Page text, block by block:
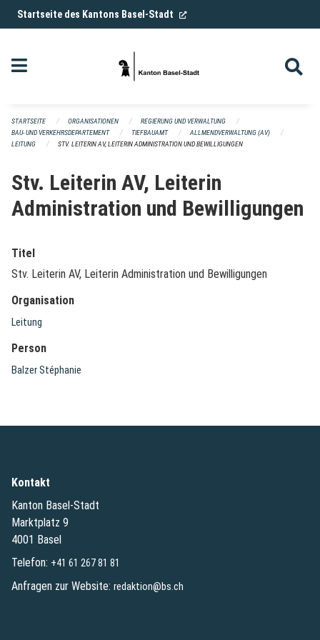
Navigation überspringen
Startseite des Kantons Basel-Stadt (External Link)
STARTSEITE ORGANISATIONEN
REGIERUNG UND VERWALTUNG
BAU- UND VERKEHRSDEPARTEMENT
TIEFBAUAMT
ALLMENDVERWALTUNG (AV)
LEITUNG
STV. LEITERIN AV, LEITERIN ADMINISTRATION UND BEWILLIGUNGEN
Stv. Leiterin AV, Leiterin
Administration und Bewilligungen
Titel
Stv. Leiterin AV, Leiterin Administration und Bewilligungen
Organisation
Leitung
Person
Balzer Stéphanie
Kontakt
Kanton Basel-Stadt
Marktplatz 9
4001 Basel
Telefon: +41 61 267 81 81
Anfragen zur Website: redaktion@bs.ch